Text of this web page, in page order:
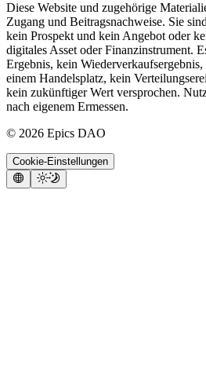
Diese Website und zugehörige
Zugang und Beitragsnachweise. Sie
kein Prospekt und kein Angebot oder
digitales Asset oder Finanzinstrument.
Ergebnis, kein
einem Handelsplatz, kein
kein zukünftiger Wert versprochen.
nach eigenem Ermessen.
© 2026 Epics DAO
Cookie-Einstellungen